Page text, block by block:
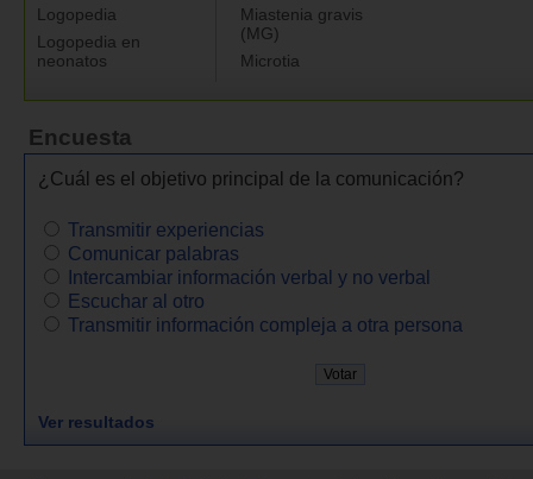
Logopedia
Logopedia en
neonatos
Miastenia gravis
(MG)
Microtia
Encuesta
¿Cuál es el objetivo principal de la comunicación?
Transmitir experiencias
Comunicar palabras
Intercambiar información verbal y no verbal
Escuchar al otro
Transmitir información compleja a otra persona
Ver resultados